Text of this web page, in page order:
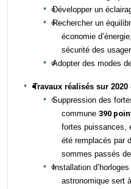
Développer un
Rechercher un
économie
sécurité des
Adopter des modes
Travaux réalisés sur 2020
Suppression des
commune 390
fortes puissances,
été remplacés par
sommes passés
Installation d’horloges
astronomique sert